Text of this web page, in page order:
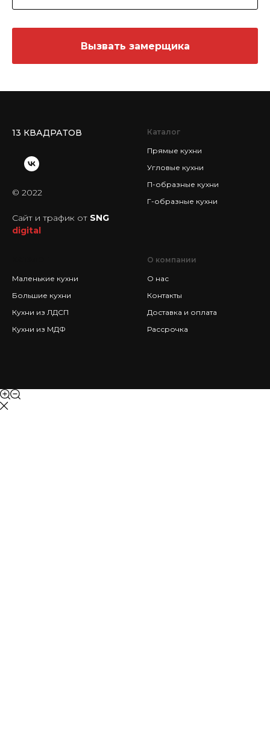
Вызвать замерщика
13 КВАДРАТОВ
© 2022
Сайт и трафик от SNG
digital
Каталог
Прямые кухни
Угловые кухни
П-образные кухни
Г-образные кухни
Маленькие кухни
Большие кухни
Кухни из ЛДСП
Кухни из МДФ
О компании
О нас
Контакты
Доставка и оплата
Рассрочка